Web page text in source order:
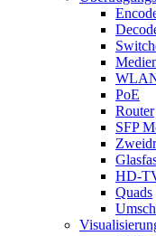
PoE
Router
SFP
HD-
Quads